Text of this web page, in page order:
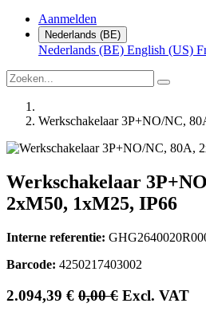
Aanmelden
Nederlands (BE)
Nederlands (BE) English (US)
Werkschakelaar 3P+NO/NC,
Werkschakelaar
2xM50, 1xM25, IP66
Interne referentie:
Barcode: 4250217403002
2.094,39 € 0,00€ Excl. VAT